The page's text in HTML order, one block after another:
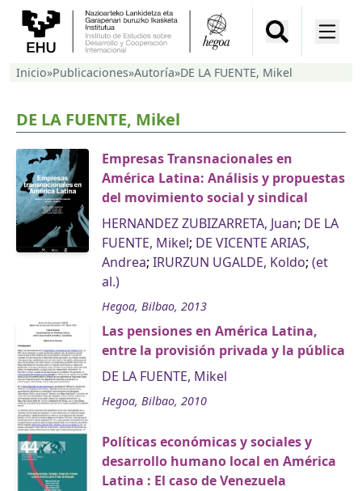
Inicio»Publicaciones»Autoría»DE LA FUENTE, Mikel
DE LA FUENTE, Mikel
Empresas Transnacionales en
América Latina: Análisis y propuestas
del movimiento social y sindical
HERNANDEZ ZUBIZARRETA, Juan; DE LA
FUENTE, Mikel; DE VICENTE ARIAS,
Andrea; IRURZUN UGALDE, Koldo; (et
al.)
Hegoa, Bilbao, 2013
Las pensiones en América Latina,
entre la provisión privada y la pública
DE LA FUENTE, Mikel
Hegoa, Bilbao, 2010
Políticas económicas y sociales y
desarrollo humano local en América
Latina : El caso de Venezuela